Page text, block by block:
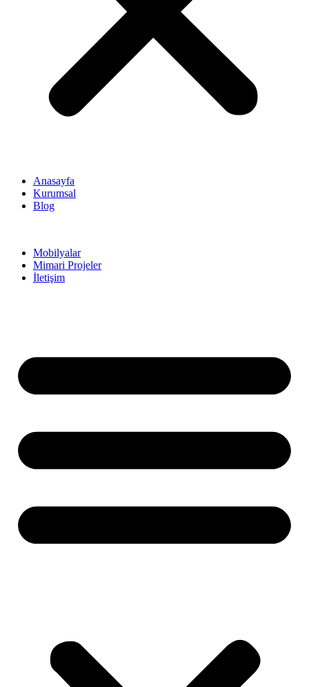
Anasayfa
Kurumsal
Blog
Mobilyalar
Mimari Projeler
İletişim